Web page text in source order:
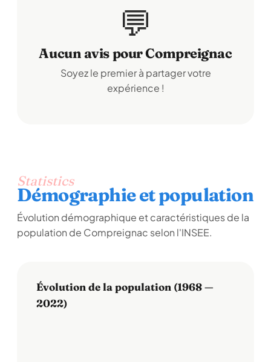
💬
Aucun avis pour Compreignac
Soyez le premier à partager votre
expérience !
Statistics
Démographie et population
Évolution démographique et caractéristiques de la
population de Compreignac selon l'INSEE.
Évolution de la population (1968 —
2022)